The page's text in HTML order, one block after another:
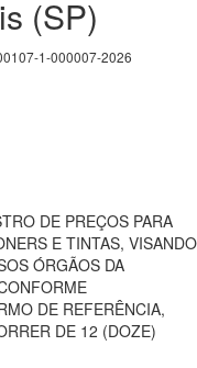
(SP)
1-000007-2026
DE PREÇOS PARA
E TINTAS, VISANDO
ÓRGÃOS DA
DE REFERÊNCIA,
DE 12 (DOZE)